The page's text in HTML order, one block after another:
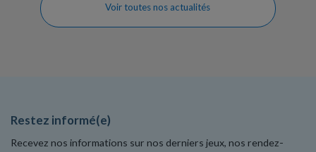
Voir toutes nos actualités
Restez informé(e)
Recevez nos informations sur nos derniers jeux, nos rendez-